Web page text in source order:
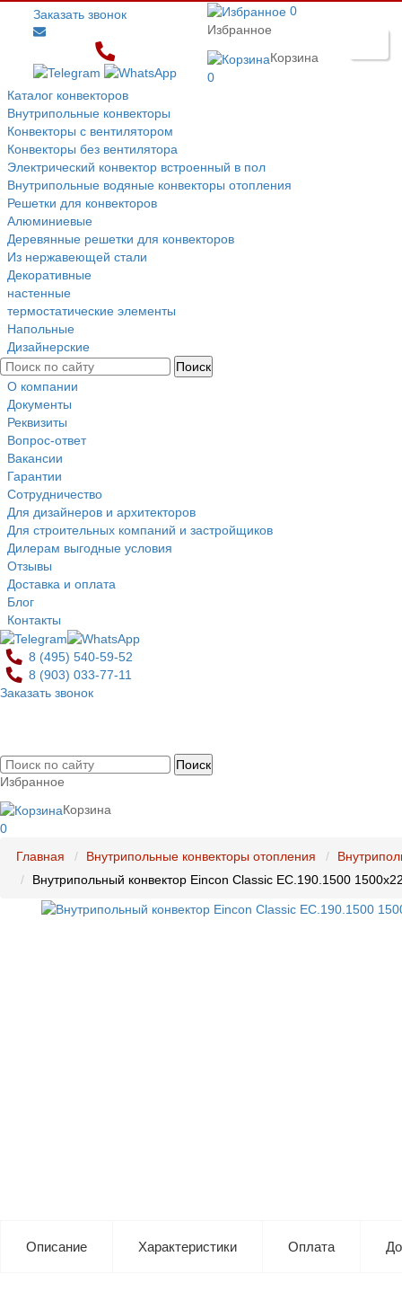
Заказать звонок
0
Избранное
0
Корзина
Каталог конвекторов
Внутрипольные конвекторы
Конвекторы с вентилятором
Конвекторы без вентилятора
Электрический конвектор вcтроенный в пол
Внутрипольные водяные конвекторы отопления
Решетки для конвекторов
Алюминиевые
Деревянные решетки для конвекторов
Из нержавеющей стали
Декоративные
настенные
термостатические элементы
Напольные
Дизайнерские
О компании
Документы
Реквизиты
Вопрос-ответ
Вакансии
Гарантии
Сотрудничество
Для дизайнеров и архитекторов
Для строительных компаний и застройщиков
Дилерам выгодные условия
Отзывы
Доставка и оплата
Блог
Контакты
8 (495) 540-59-52
8 (903) 033-77-11
Заказать звонок
0
Избранное
0
Корзина
Главная Внутрипольные конвекторы отопления
Внутрипольный конвектор Eincon Classic EC.190.1500
Описание Характеристики Оплата